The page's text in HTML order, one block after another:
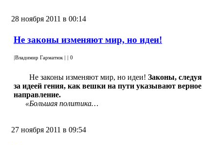
28 ноября 2011 в 00:14
Не законы изменяют мир, но идеи!
|Владимир Гарматюк | | 0
Не законы изменяют мир, но идеи! Законы, следуя
за идеей гения, как вешки на пути указывают верное
направление.
«Большая политика…
27 ноября 2011 в 09:54